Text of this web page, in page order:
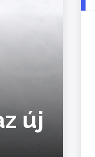
új